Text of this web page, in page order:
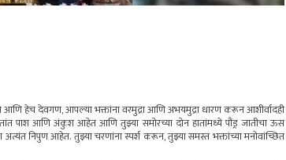
आणि हेचदेवगण, आपल्या भक्तांनावरमुद्राआणि अभयमुद्रा धारण करून आशीर्वादही
पाश आणि अंकुश आहेत आणि तुझ्या समोरच्या दोन हातांमध्येपौंड्रजातीचा ऊस
निपुण आहेत. तुझ्या चरणांना स्पर्श करून, तुझ्या समस्त भक्तांच्यामनोवांच्छित